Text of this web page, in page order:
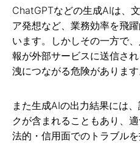
ChatGPTなどの生成AIは、
ア発想など、業務効率を飛
います。しかしその一方で
報が外部サービスに送信さ
洩につながる危険があります
また生成AIの出力結果には
クが含まれることもあり、
法的・信用面でのトラブルを